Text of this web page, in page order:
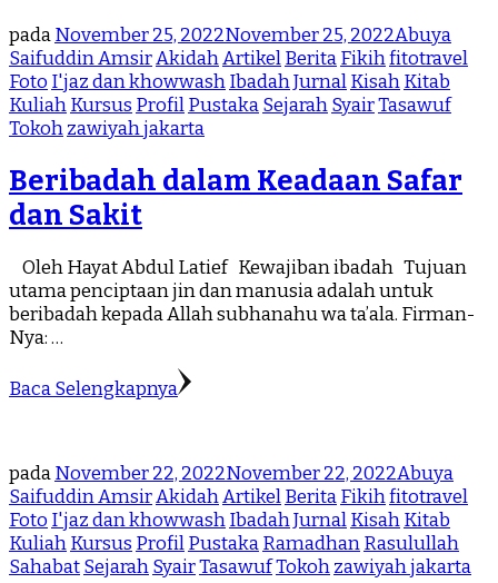
padaNovember 25, 2022November 25, 2022Abuya
Saifuddin AmsirAkidahArtikelBeritaFikihfitotravel
Foto I'jaz dan khowwashIbadahJurnalKisahKitab
KuliahKursus ProfilPustakaSejarahSyairTasawuf
Tokohzawiyah jakarta
Beribadah dalam Keadaan Safar
dan Sakit
Oleh Hayat Abdul Latief Kewajiban ibadah Tujuan
utama penciptaan jin dan manusia adalah untuk
beribadah kepada Allah subhanahu wa ta’ala. Firman-
Nya: …
Baca Selengkapnya
padaNovember 22, 2022November 22, 2022Abuya
Saifuddin AmsirAkidahArtikelBeritaFikihfitotravel
Foto I'jaz dan khowwashIbadahJurnalKisahKitab
KuliahKursus ProfilPustakaRamadhanRasulullah
SahabatSejarahSyairTasawufTokohzawiyah jakarta